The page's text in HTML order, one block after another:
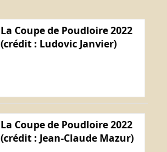
La Coupe de Poudloire 2022
(crédit : Ludovic Janvier)
La Coupe de Poudloire 2022
(crédit : Jean-Claude Mazur)